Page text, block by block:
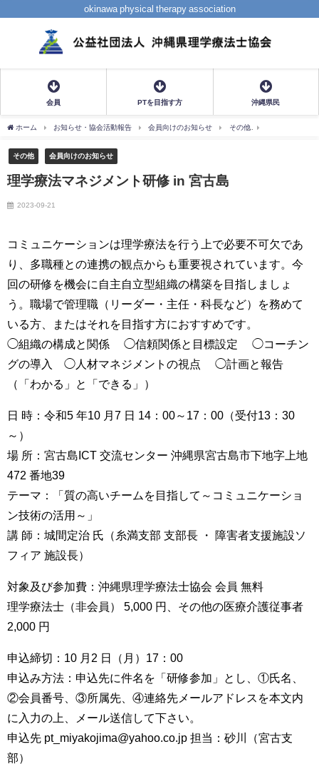
okinawa physical therapy association
会員 PTを目指す方 沖縄県民
ホーム お知らせ・協会活動報告 会員向けのお知らせ その他
その他 会員向けのお知らせ
理学療法マネジメント研修 in 宮古島
2023-09-21
コミュニケーションは理学療法を行う上で必要不可欠であ
り、多職種との連携の観点からも重要視されています。今
回の研修を機会に自主自立型組織の構築を目指しましょ
う。職場で管理職（リーダー・主任・科長など）を務めて
いる方、またはそれを目指す方におすすめです。
◯組織の構成と関係 ◯信頼関係と目標設定 ◯コーチン
グの導入 ◯人材マネジメントの視点 ◯計画と報告
（「わかる」と「できる」）
日 時：令和5 年10 月7 日 14：00～17：00（受付13：30
～）
場 所：宮古島ICT 交流センター 沖縄県宮古島市下地字上地
472 番地39
テーマ：「質の高いチームを目指して～コミュニケーショ
ン技術の活用～」
講 師：城間定治 氏（糸満支部 支部長 ・ 障害者支援施設ソ
フィア 施設長）
対象及び参加費：沖縄県理学療法士協会 会員 無料
理学療法士（非会員） 5,000 円、その他の医療介護従事者
2,000 円
申込締切：10 月2 日（月）17：00
申込み方法：申込先に件名を「研修参加」とし、①氏名、
②会員番号、③所属先、④連絡先メールアドレスを本文内
に入力の上、メール送信して下さい。
申込先 pt_miyakojima@yahoo.co.jp 担当：砂川（宮古支
部）